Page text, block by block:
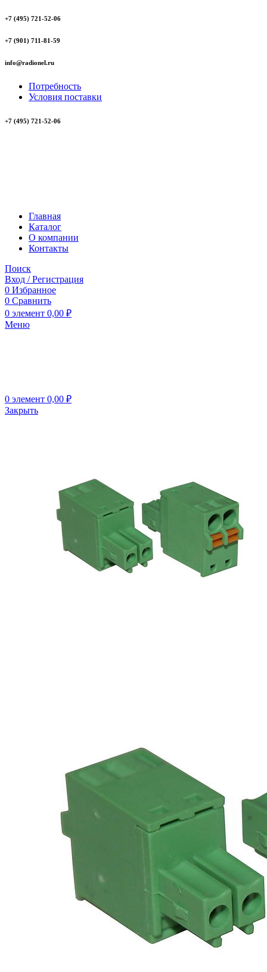
+7 (495) 721-52-06
+7 (901) 711-81-59
info@radionel.ru
Потребность
Условия поставки
+7 (495) 721-52-06
Главная
Каталог
О компании
Контакты
Поиск
Вход / Регистрация
0 Избранное
0 Сравнить
0 элемент 0,00 ₽
Меню
0 элемент 0,00 ₽
Закрыть